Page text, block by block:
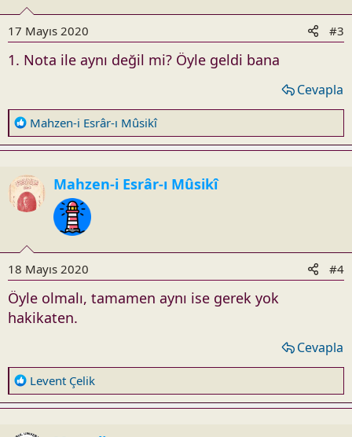
s
:
17 Mayıs 2020 #3
1. Nota ile aynı değil mi? Öyle geldi bana
Cevapla
R
e
a
c
t
s
:
Mahzen-i Esrâr-ı Mûsikî
Mahzen-i Esrâr-ı Mûsikî
18 Mayıs 2020 #4
Öyle olmalı, tamamen aynı ise gerek yok
hakikaten.
Cevapla
R
e
a
c
Levent Çelik